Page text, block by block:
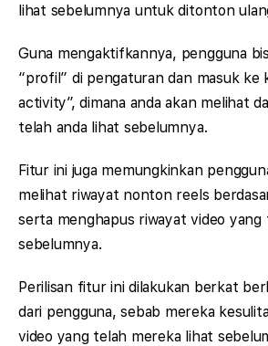
lihat sebelumnya untuk ditonton
Guna mengaktifkannya, pengguna
“profil” di pengaturan dan masuk ke
activity”, dimana anda akan melihat
telah anda lihat sebelumnya.
Fitur ini juga memungkinkan
melihat riwayat nonton reels
serta menghapus riwayat video yang
sebelumnya.
Perilisan fitur ini dilakukan berkat
dari pengguna, sebab mereka
video yang telah mereka lihat